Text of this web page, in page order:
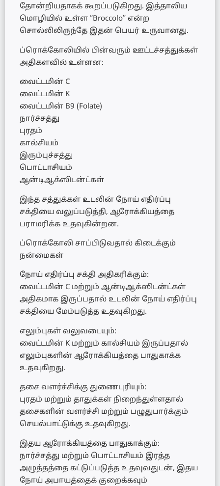
தோன்றியதாகக் கூறப்படுகிறது. இத்தாலிய
மொழியில் உள்ள “Broccolo” என்ற
சொல்லிலிருந்தே இதன் பெயர் உருவானது.
ப்ரொக்கோலியில் பின்வரும் ஊட்டச்சத்துக்கள்
அதிகளவில் உள்ளன:
வைட்டமின் C
வைட்டமின் K
வைட்டமின் B9 (Folate)
நார்ச்சத்து
புரதம்
கால்சியம்
இரும்புச்சத்து
பொட்டாசியம்
ஆன்டிஆக்ஸிடன்ட்கள்
இந்த சத்துக்கள் உடலின் நோய் எதிர்ப்பு
சக்தியை வலுப்படுத்தி, ஆரோக்கியத்தை
பராமரிக்க உதவுகின்றன.
ப்ரொக்கோலி சாப்பிடுவதால் கிடைக்கும்
நன்மைகள்
நோய் எதிர்ப்பு சக்தி அதிகரிக்கும்:
வைட்டமின் C மற்றும் ஆன்டிஆக்ஸிடன்ட்கள்
அதிகமாக இருப்பதால் உடலின் நோய் எதிர்ப்பு
சக்தியை மேம்படுத்த உதவுகிறது.
எலும்புகள் வலுவடையும்:
வைட்டமின் K மற்றும் கால்சியம் இருப்பதால்
எலும்புகளின் ஆரோக்கியத்தை பாதுகாக்க
உதவுகிறது.
தசை வளர்ச்சிக்கு துணைபுரியும்:
புரதம் மற்றும் தாதுக்கள் நிறைந்துள்ளதால்
தசைகளின் வளர்ச்சி மற்றும் பழுதுபார்க்கும்
செயல்பாட்டுக்கு உதவுகிறது.
இதய ஆரோக்கியத்தை பாதுகாக்கும்:
நார்ச்சத்து மற்றும் பொட்டாசியம் இரத்த
அழுத்தத்தை கட்டுப்படுத்த உதவுவதுடன், இதய
நோய் அபாயத்தைக் குறைக்கவும்